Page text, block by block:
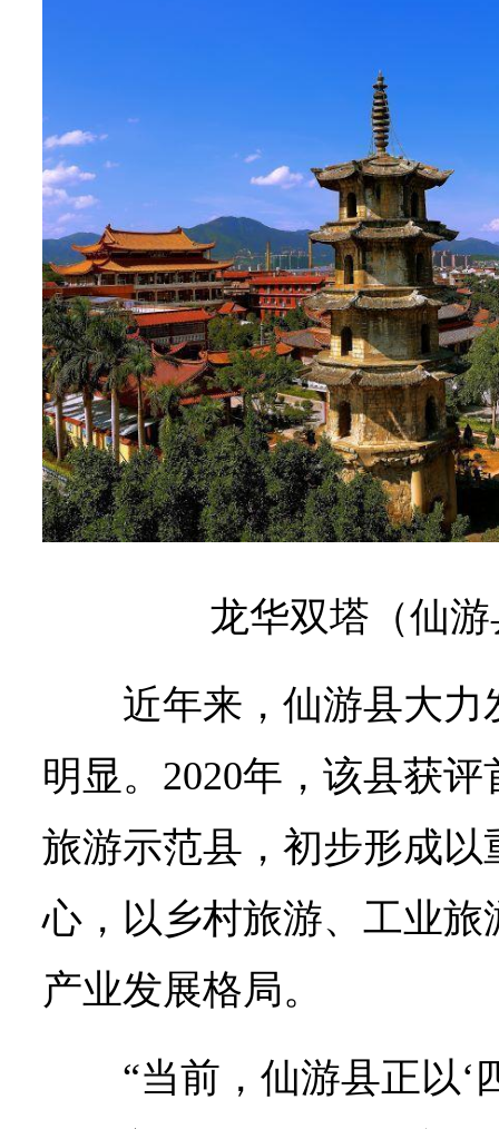
龙华双塔（仙
近年来，仙游县大
明显。2020年，该县获
旅游示范县，初步形成
心，以乡村旅游、工业
产业发展格局。
“当前，仙游县正以‘